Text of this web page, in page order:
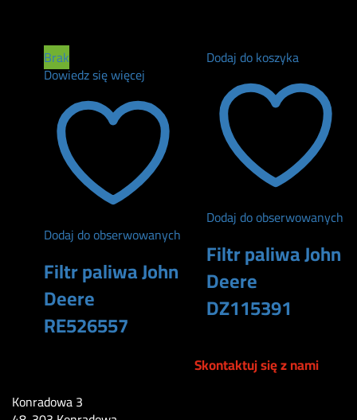
Brak
Dowiedz się więcej
Dodaj do obserwowanych
Filtr paliwa John
Deere
RE526557
Dodaj do koszyka
Dodaj do obserwowanych
Filtr paliwa John
Deere
DZ115391
Skontaktuj się z nami
Konradowa 3